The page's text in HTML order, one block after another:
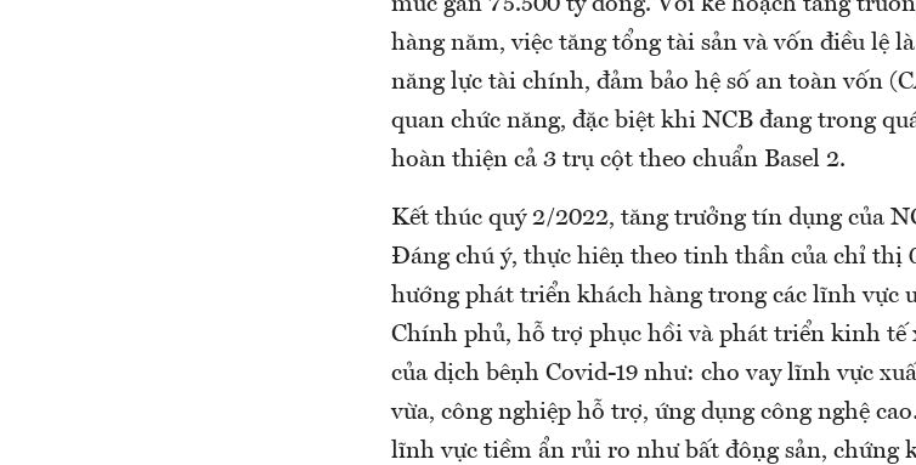
hàng năm, việc tăng tổng tài sản và vốn điều lệ
năng lực tài chính, đảm bảo hệ số an toàn vốn
quan chức năng, đặc biệt khi NCB đang trong
hoàn thiện cả 3 trụ cột theo chuẩn Basel 2.
Kết thúc quý 2/2022, tăng trưởng tín dụng của
Đáng chú ý, thực hiện theo tinh thần của chỉ
hướng phát triển khách hàng trong các lĩnh vực
Chính phủ, hỗ trợ phục hồi và phát triển kinh tế
của dịch bệnh Covid-19 như: cho vay lĩnh vực
vừa, công nghiệp hỗ trợ, ứng dụng công nghệ
lĩnh vực tiềm ẩn rủi ro như bất động sản, chứng